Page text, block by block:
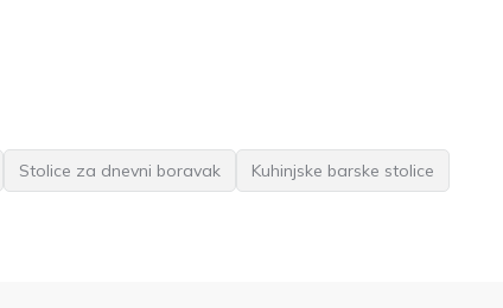
Stolice za dnevni boravak
Kuhinjske barske stolice